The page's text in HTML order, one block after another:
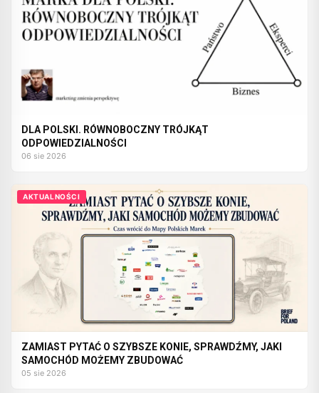
DLA POLSKI. RÓWNOBOCZNY TRÓJKĄT
ODPOWIEDZIALNOŚCI
06 sie 2026
AKTUALNOŚCI
ZAMIAST PYTAĆ O SZYBSZE KONIE, SPRAWDŹMY, JAKI
SAMOCHÓD MOŻEMY ZBUDOWAĆ
05 sie 2026